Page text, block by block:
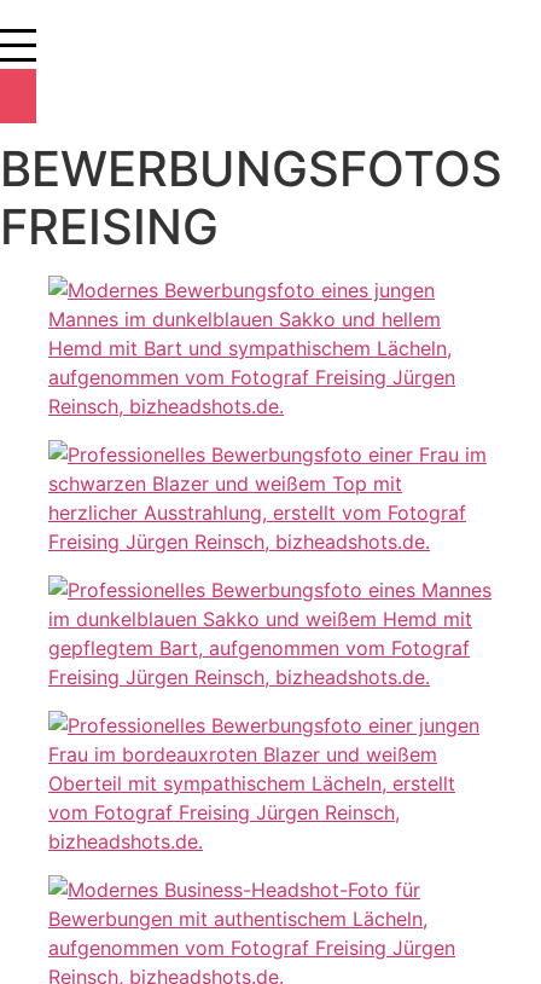
BEWERBUNGSFOTOS
FREISING